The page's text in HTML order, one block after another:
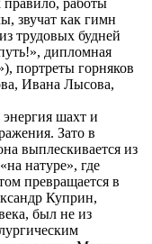
правило, работы
звучат как гимн
трудовых будней
дипломная
портреты горняков
Ивана Лысова,
шахт и
Зато в
выплескивается из
натуре», где
превращается в
Куприн,
был не из